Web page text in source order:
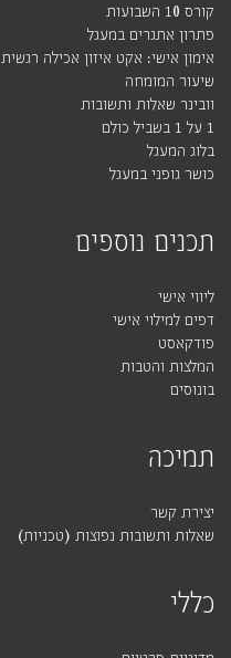
קורס 10 השבועות
פתרון אתגרים במעגל
אימון אישי: אקט איזון אכילה רגשית
שיעור המומחה
וובינר שאלות ותשובות
1 על 1 בשביל כולם
בלוג המעגל
כושר גופני במעגל
תכנים נוספים
ליווי אישי
דפים למילוי אישי
פודקאסט
המלצות והטבות
בונוסים
תמיכה
יצירת קשר
שאלות ותשובות נפוצות (טכניות)
כללי